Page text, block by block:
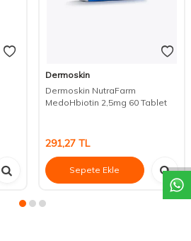
Dermoskin
Dermoskin NutraFarm
MedoHbiotin 2,5mg 60 Tablet
291,27TL
Sepete Ekle